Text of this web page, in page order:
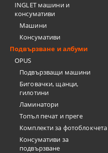
INGLET машини и
консумативи
Машини
Консумативи
Подвързване и албуми
OPUS
Подвързващи машини
Биговачки, щанци,
гилотини
Ламинатори
Топъл печат и преге
Комплекти за фотоблокчета
Консумативи за
подвързване